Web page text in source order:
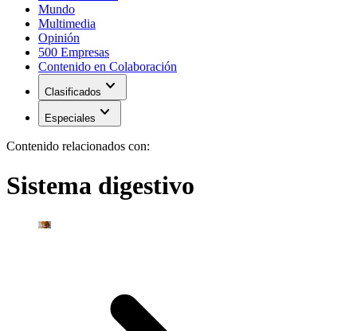
Mundo
Multimedia
Opinión
500 Empresas
Contenido en Colaboración
Clasificados expand_more
Especiales expand_more
Contenido relacionados con:
Sistema digestivo